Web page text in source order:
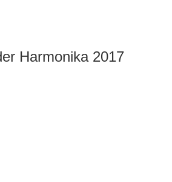
Harmonika 2017